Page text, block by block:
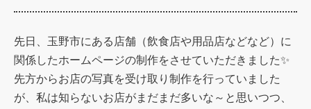
先日、玉野市にある店舗（飲食店や用品店などなど）に
関係したホームページの制作をさせていただきました✨
先方からお店の写真を受け取り制作を行っていました
が、私は知らないお店がまだまだ多いな～と思いつつ、